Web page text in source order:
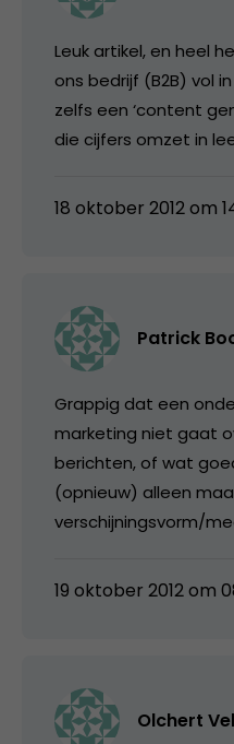
Leuk artikel, en heel
ons bedrijf (B2B) vol
zelfs een ‘content
die cijfers omzet in
18 oktober 2012 om
Patrick
Grappig dat een
marketing niet gaat
berichten, of wat
(opnieuw) alleen
verschijningsvorm/
19 oktober 2012 om
Olchert